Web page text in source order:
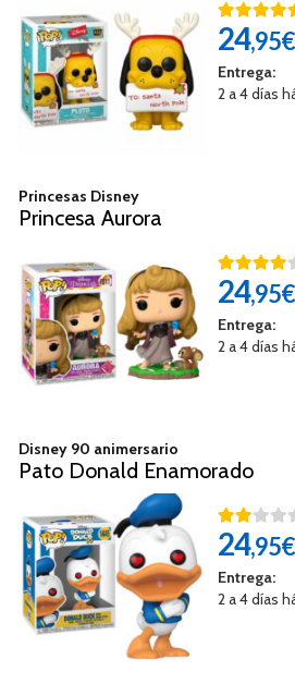
24,95€
Entrega:
2 a 4 días
Princesas Disney
Princesa Aurora
24,95€
Entrega:
2 a 4 días
Disney 90 animersario
Pato Donald Enamorado
24,95€
Entrega:
2 a 4 días